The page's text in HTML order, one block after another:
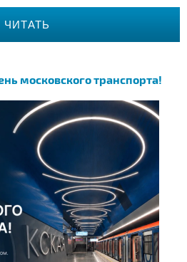
ЧИТАТЬ
московского транспорта!